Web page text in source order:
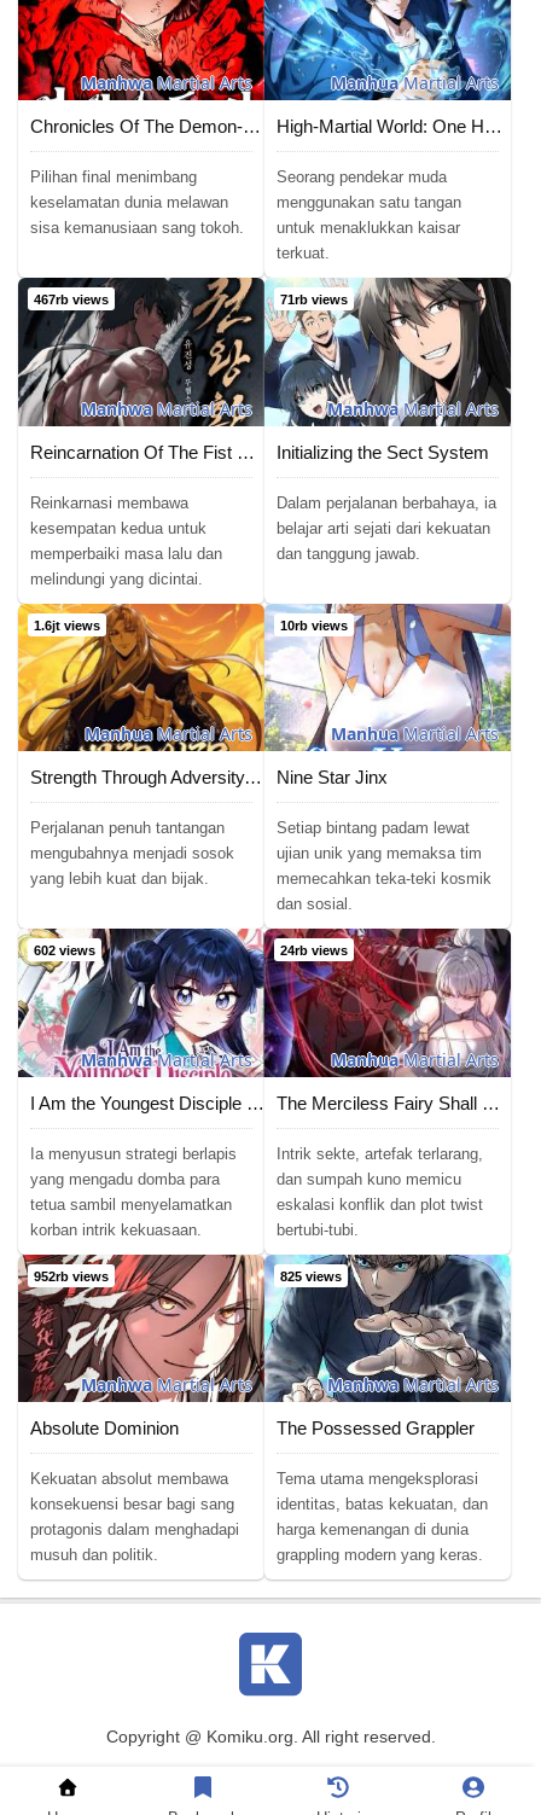
ManhwaMartial Arts
Chronicles Of The Demon-Slaying Cultivator
Pilihan final menimbang
keselamatan dunia melawan
sisa kemanusiaan sang tokoh.
ManhuaMartial Arts
High-Martial World: One Hand to Overwhelm Three Thousand Emperors!
Seorang pendekar muda
menggunakan satu tangan
untuk menaklukkan kaisar
terkuat.
467rb views
ManhwaMartial Arts
Reincarnation Of The Fist King
Reinkarnasi membawa
kesempatan kedua untuk
memperbaiki masa lalu dan
melindungi yang dicintai.
71rb views
ManhwaMartial Arts
Initializing the Sect System
Dalam perjalanan berbahaya, ia
belajar arti sejati dari kekuatan
dan tanggung jawab.
1.6jt views
ManhuaMartial Arts
Strength Through Adversity, My Cultivation Knows No Limits
Perjalanan penuh tantangan
mengubahnya menjadi sosok
yang lebih kuat dan bijak.
10rb views
ManhuaMartial Arts
Nine Star Jinx
Setiap bintang padam lewat
ujian unik yang memaksa tim
memecahkan teka-teki kosmik
dan sosial.
602 views
ManhwaMartial Arts
I Am the Youngest Disciple of the Martial Arts World’s Mastermind
Ia menyusun strategi berlapis
yang mengadu domba para
tetua sambil menyelamatkan
korban intrik kekuasaan.
24rb views
ManhuaMartial Arts
The Merciless Fairy Shall Become a Cultivation Vessel
Intrik sekte, artefak terlarang,
dan sumpah kuno memicu
eskalasi konflik dan plot twist
bertubi-tubi.
952rb views
ManhwaMartial Arts
Absolute Dominion
Kekuatan absolut membawa
konsekuensi besar bagi sang
protagonis dalam menghadapi
musuh dan politik.
825 views
ManhwaMartial Arts
The Possessed Grappler
Tema utama mengeksplorasi
identitas, batas kekuatan, dan
harga kemenangan di dunia
grappling modern yang keras.
Copyright @ Komiku.org. All right reserved.
Baca Komik Baca Manga Baca Manhwa Baca Manhua
Terms of Usage Privacy Policy Contact Us